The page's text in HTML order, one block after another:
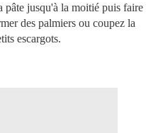
pâte jusqu'à la moitié puis faire
des palmiers ou coupez la
escargots.